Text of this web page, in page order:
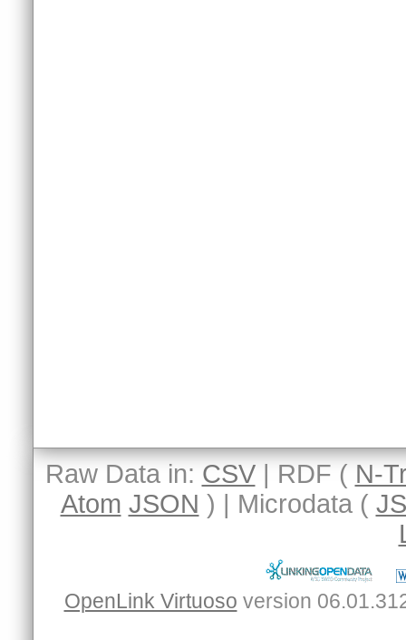
Raw Data in: CSV| RDF ( N-
Atom JSON ) | Microdata (
OpenLink Virtuoso